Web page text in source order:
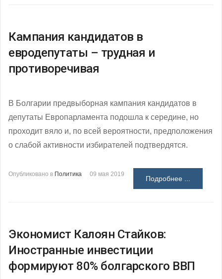
Кампания кандидатов в
евродепутаты – трудная и
противоречивая
В Болгарии предвыборная кампания кандидатов в
депутаты Европарламента подошла к середине, но
проходит вяло и, по всей вероятности, предположения
о слабой активности избирателей подтвердятся.
Опубликовано в Политика 09 мая 2019
Подробнее ...
Экономист Калоян Стайков:
Иностранные инвестиции
формируют 80% болгарского ВВП